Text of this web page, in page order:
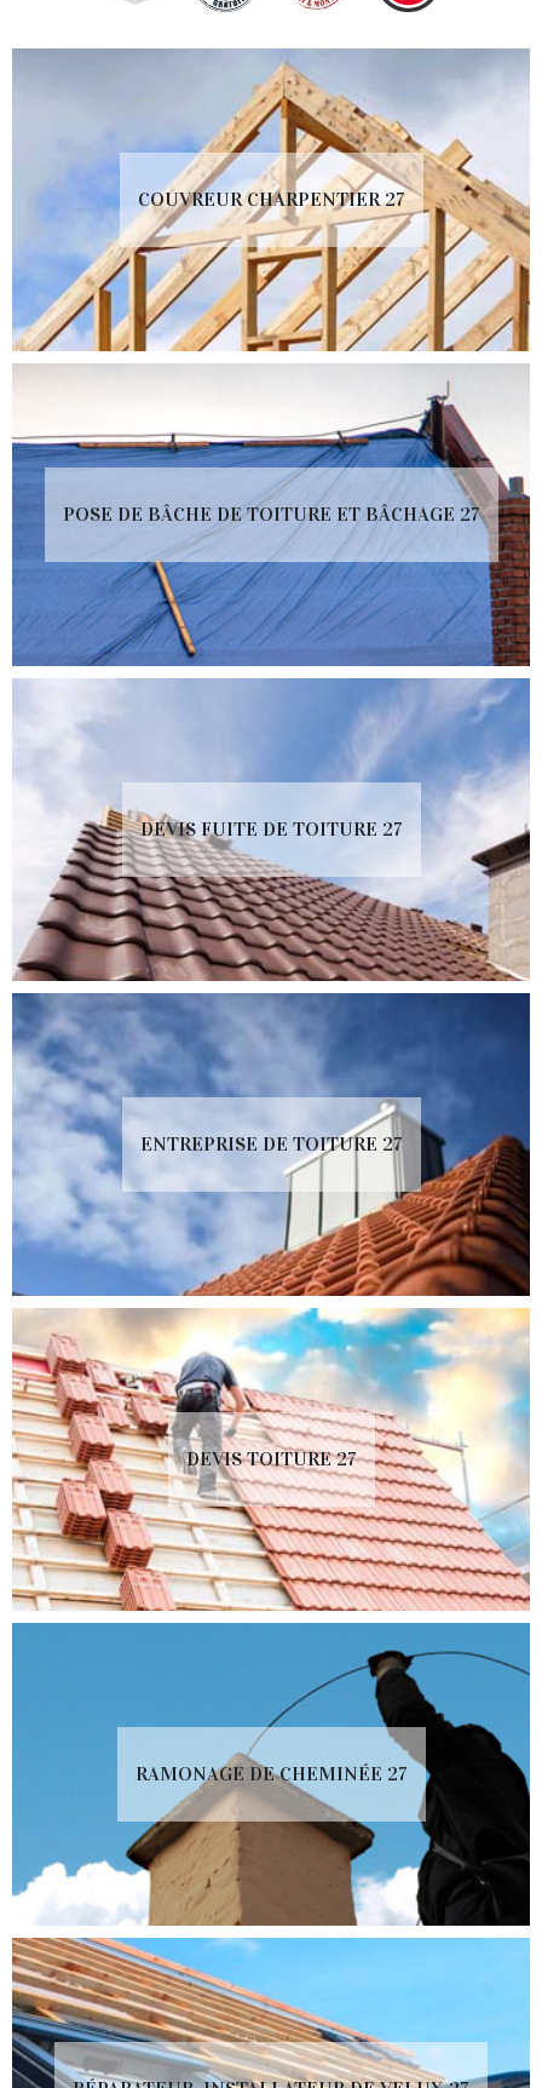
COUVREUR CHARPENTIER 27
POSE DE BÂCHE DE TOITURE ET BÂCHAGE 27
DEVIS FUITE DE TOITURE 27
ENTREPRISE DE TOITURE 27
DEVIS TOITURE 27
RAMONAGE DE CHEMINÉE 27